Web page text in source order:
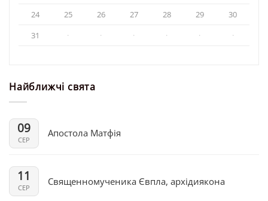
24
25 26 27 28 29
30
31
· · · · · ·
Найближчі свята
09
СЕР
Апостола Матфія
11
СЕР
Священномученика Євпла, архідиякона